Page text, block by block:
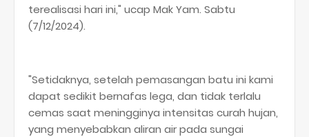
terealisasi hari ini," ucap Mak Yam. Sabtu
(7/12/2024).
"Setidaknya, setelah pemasangan batu ini kami
dapat sedikit bernafas lega, dan tidak terlalu
cemas saat meningginya intensitas curah hujan,
yang menyebabkan aliran air pada sungai